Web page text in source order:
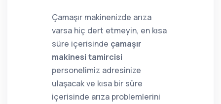
Çamaşır makinenizde arıza
varsa hiç dert etmeyin, en kısa
süre içerisinde çamaşır
makinesi tamircisi
personelimiz adresinize
ulaşacak ve kısa bir süre
içerisinde arıza problemlerini